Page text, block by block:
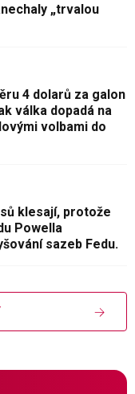
„trvalou
4 dolarů za galon
válka dopadá na
volbami do
klesají, protože
Powella
sazeb Fedu.